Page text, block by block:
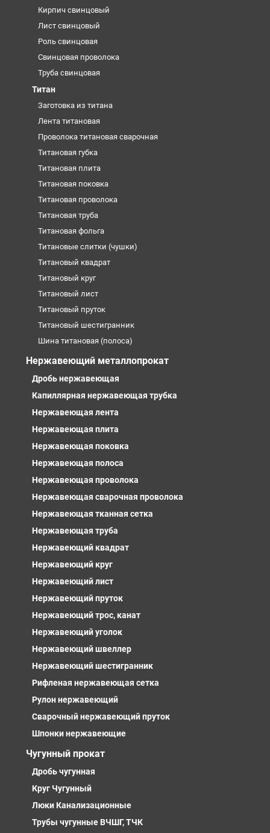
Кирпич свинцовый
Лист свинцовый
Роль свинцовая
Свинцовая проволока
Труба свинцовая
Титан
Заготовка из титана
Лента титановая
Проволока титановая сварочная
Титановая губка
Титановая плита
Титановая поковка
Титановая проволока
Титановая труба
Титановая фольга
Титановые слитки (чушки)
Титановый квадрат
Титановый круг
Титановый лист
Титановый пруток
Титановый шестигранник
Шина титановая (полоса)
Нержавеющий металлопрокат
Дробь нержавеющая
Капиллярная нержавеющая трубка
Нержавеющая лента
Нержавеющая плита
Нержавеющая поковка
Нержавеющая полоса
Нержавеющая проволока
Нержавеющая сварочная проволока
Нержавеющая тканная сетка
Нержавеющая труба
Нержавеющий квадрат
Нержавеющий круг
Нержавеющий лист
Нержавеющий пруток
Нержавеющий трос, канат
Нержавеющий уголок
Нержавеющий швеллер
Нержавеющий шестигранник
Рифленая нержавеющая сетка
Рулон нержавеющий
Сварочный нержавеющий пруток
Шпонки нержавеющие
Чугунный прокат
Дробь чугунная
Круг Чугунный
Люки Канализационные
Трубы чугунные ВЧШГ, ТЧК